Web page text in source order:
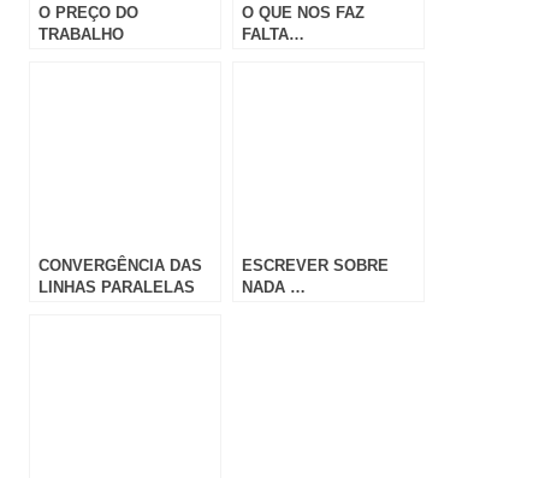
O PREÇO DO
TRABALHO
O QUE NOS FAZ
FALTA…
CONVERGÊNCIA DAS
LINHAS PARALELAS
ESCREVER SOBRE
NADA …